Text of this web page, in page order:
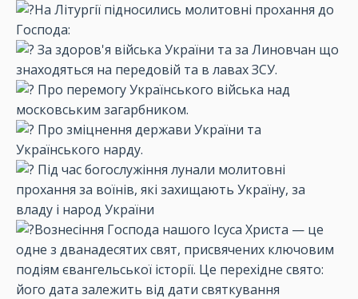
На Літургії підносились молитовні прохання до
Господа:
За здоров'я війська України та за Линовчан що
знаходяться на передовій та в лавах ЗСУ.
Про перемогу Українського війська над
московським загарбником.
Про зміцнення держави України та
Українського нарду.
Під час богослужіння лунали молитовні
прохання за воїнів, які захищають Україну, за
владу і народ України
Вознесіння Господа нашого Ісуса Христа — це
одне з дванадесятих свят, присвячених ключовим
подіям євангельської історії. Це перехідне свято:
його дата залежить від дати святкування